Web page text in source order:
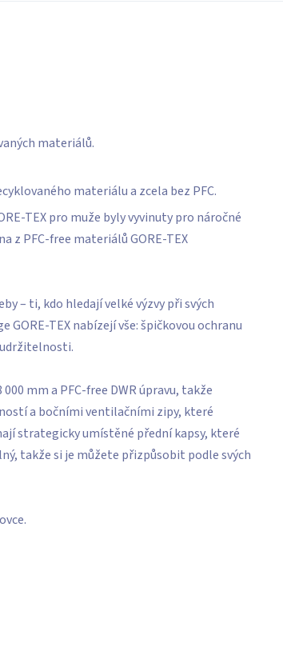
materiálů.
materiálu a zcela bez PFC.
TEX pro muže byly vyvinuty pro náročné
z PFC-free materiálů GORE-TEX
– ti, kdo hledají velké výzvy při svých
TEX nabízejí vše: špičkovou ochranu
mm a PFC-free DWR úpravu, takže
a bočními ventilačními zipy, které
strategicky umístěné přední kapsy, které
takže si je můžete přizpůsobit podle svých